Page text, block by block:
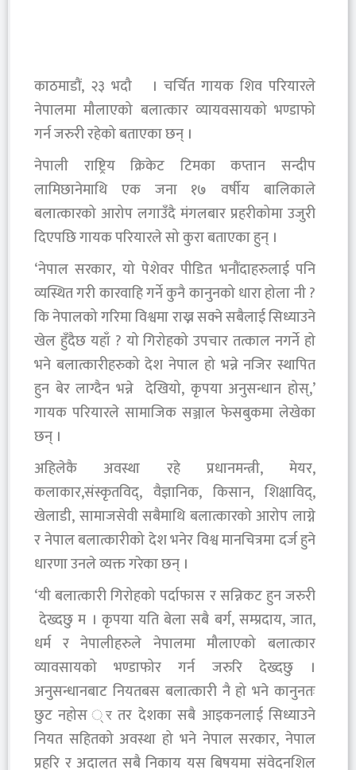
काठमाडौं, २३ भदौ । चर्चित गायक शिव परियारले
नेपालमा मौलाएको बलात्कार व्यायवसायको भण्डाफो
गर्न जरुरी रहेको बताएका छन् ।
नेपाली राष्ट्रिय क्रिकेट टिमका कप्तान सन्दीप
लामिछानेमाथि एक जना १७ वर्षीय बालिकाले
बलात्कारको आरोप लगाउँदै मंगलबार प्रहरीकोमा उजुरी
दिएपछि गायक परियारले सो कुरा बताएका हुन् ।
‘नेपाल सरकार, यो पेशेवर पीडित भनौंदाहरुलाई पनि
व्यस्थित गरी कारवाहि गर्ने कुनै कानुनको धारा होला नी ?
कि नेपालको गरिमा विश्वमा राख्न सक्ने सबैलाई सिध्याउने
खेल हुँदैछ यहाँ ? यो गिरोहको उपचार तत्काल नगर्ने हो
भने बलात्कारीहरुको देश नेपाल हो भन्ने नजिर स्थापित
हुन बेर लाग्दैन भन्ने देखियो, कृपया अनुसन्धान होस्,’
गायक परियारले सामाजिक सञ्जाल फेसबुकमा लेखेका
छन् ।
अहिलेकै अवस्था रहे प्रधानमन्त्री, मेयर,
कलाकार,संस्कृतविद्, वैज्ञानिक, किसान, शिक्षाविद्,
खेलाडी, सामाजसेवी सबैमाथि बलात्कारको आरोप लाग्ने
र नेपाल बलात्कारीको देश भनेर विश्व मानचित्रमा दर्ज हुने
धारणा उनले व्यक्त गरेका छन् ।
‘यी बलात्कारी गिरोहको पर्दाफास र सन्निकट हुन जरुरी
देख्दछु म । कृपया यति बेला सबै बर्ग, सम्प्रदाय, जात,
धर्म र नेपालीहरुले नेपालमा मौलाएको बलात्कार
व्यावसायको भण्डाफोर गर्न जरुरि देख्दछु ।
अनुसन्धानबाट नियतबस बलात्कारी नै हो भने कानुनतः
छुट नहोस ्र तर देशका सबै आइकनलाई सिध्याउने
नियत सहितको अवस्था हो भने नेपाल सरकार, नेपाल
प्रहरि र अदालत सबै निकाय यस बिषयमा संवेदनशिल